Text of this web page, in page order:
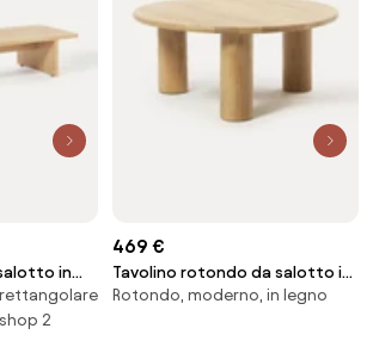
in
2
469 €
Tavolino rotondo da salotto in
legno di quercia Didi
Rotondo, moderno, in legno